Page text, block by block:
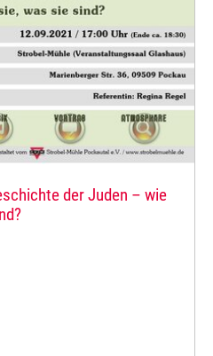
der Juden – wie